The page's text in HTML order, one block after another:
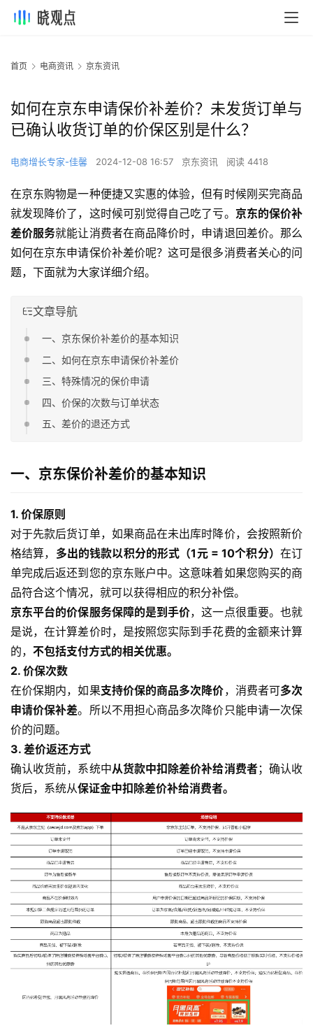
首页 电商资讯 京东资讯
如何在京东申请保价补差价？未发货订单与
已确认收货订单的价保区别是什么？
电商增长专家-佳馨 2024-12-08 16:57 京东资讯 阅读 4418
在京东购物是一种便捷又实惠的体验，但有时候刚买完商品
就发现降价了，这时候可别觉得自己吃了亏。 京东的保价补
差价服务就能让消费者在商品降价时，申请退回差价。那么
如何在京东申请保价补差价呢？这可是很多消费者关心的问
题，下面就为大家详细介绍。
文章导航
一、京东保价补差价的基本知识
二、如何在京东申请保价补差价
三、特殊情况的保价申请
四、价保的次数与订单状态
五、差价的退还方式
一、京东保价补差价的基本知识
1. 价保原则
对于先款后货订单，如果商品在未出库时降价，会按照新价
格结算， 多出的钱款以积分的形式（1元 = 10个积分） 在订
单完成后返还到您的京东账户中。这意味着如果您购买的商
品符合这个情况，就可以获得相应的积分补偿。
京东平台的价保服务保障的是到手价，这一点很重要。也就
是说，在计算差价时，是按照您实际到手花费的金额来计算
的， 不包括支付方式的相关优惠。
2. 价保次数
在价保期内，如果支持价保的商品多次降价，消费者可多次
申请价保补差。所以不用担心商品多次降价只能申请一次保
价的问题。
3. 差价返还方式
确认收货前，系统中从货款中扣除差价补给消费者；确认收
货后，系统从保证金中扣除差价补给消费者。